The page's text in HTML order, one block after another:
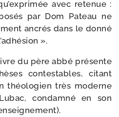
avec rete­nue :
par Dom Pateau ne
ancrés dans le don­né
».
du père abbé pré­sente
contes­tables, citant
théo­lo­gien très moderne
condam­né en son